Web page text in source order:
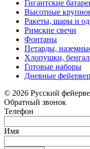
Гигантские
Высотные
Ракеты, шары и
Римские свечи
Фонтаны
Петарды,
Хлопушки,
Готовые наборы
Дневные
© 2026 Русский
Обратный звонок
Телефон
Имя